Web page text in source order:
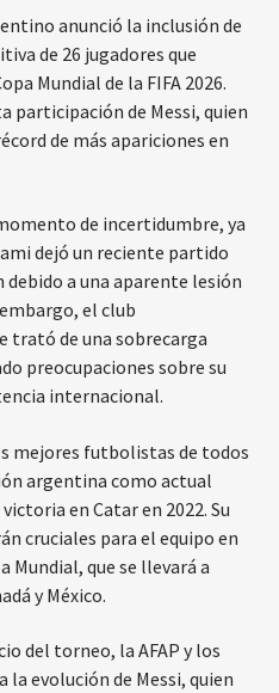
anunció la inclusión de
de 26 jugadores que
Mundial de la FIFA 2026.
participación de Messi, quien
de más apariciones en
de incertidumbre, ya
dejó un reciente partido
a una aparente lesión
el club
trató de una sobrecarga
preocupaciones sobre su
internacional.
mejores futbolistas de todos
argentina como actual
en Catar en 2022. Su
cruciales para el equipo en
Mundial, que se llevará a
y México.
del torneo, la AFAP y los
la evolución de Messi, quien